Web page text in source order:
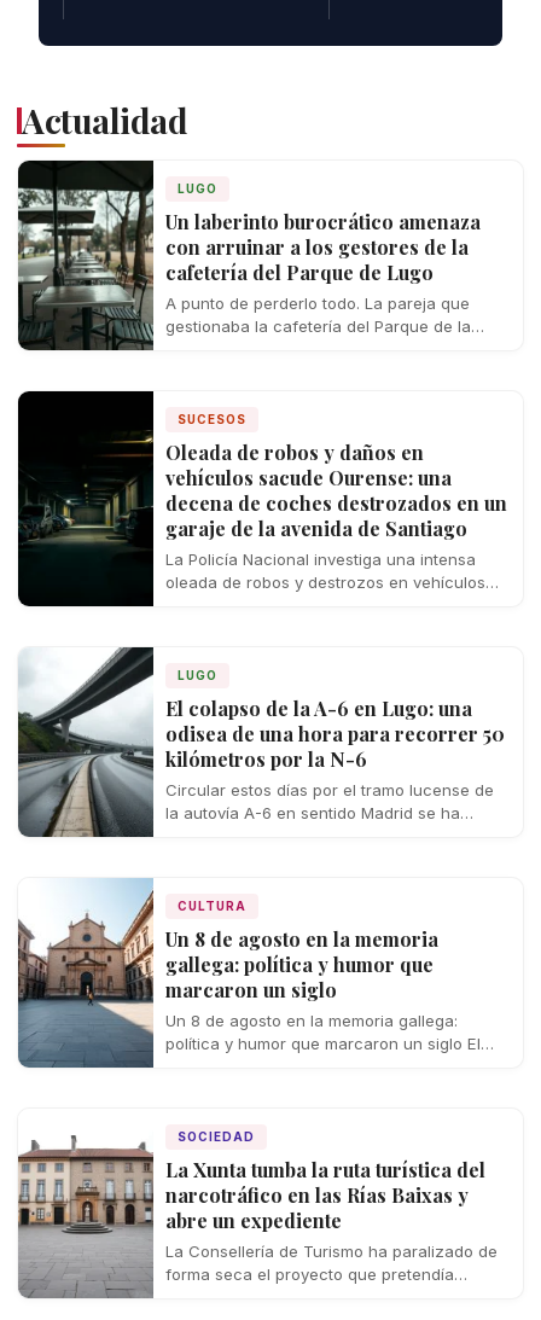
Actualidad
LUGO
Un laberinto burocrático amenaza
con arruinar a los gestores de la
cafetería del Parque de Lugo
A punto de perderlo todo. La pareja que
gestionaba la cafetería del Parque de la
SUCESOS
Oleada de robos y daños en
vehículos sacude Ourense: una
decena de coches destrozados en un
garaje de la avenida de Santiago
La Policía Nacional investiga una intensa
oleada de robos y destrozos en vehículos
LUGO
El colapso de la A-6 en Lugo: una
odisea de una hora para recorrer 50
kilómetros por la N-6
Circular estos días por el tramo lucense de
la autovía A-6 en sentido Madrid se ha
CULTURA
Un 8 de agosto en la memoria
gallega: política y humor que
marcaron un siglo
Un 8 de agosto en la memoria gallega:
política y humor que marcaron un siglo El
SOCIEDAD
La Xunta tumba la ruta turística del
narcotráfico en las Rías Baixas y
abre un expediente
La Consellería de Turismo ha paralizado de
forma seca el proyecto que pretendía